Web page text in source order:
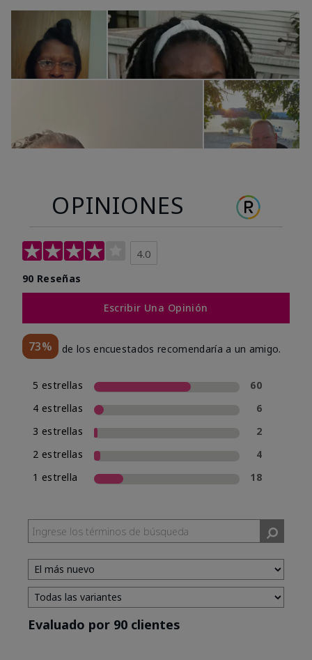
OPINIONES
4.0
90 Reseñas
Escribir Una Opinión
73% de los encuestados recomendaría a un amigo.
5 estrellas
60
4 estrellas
6
3 estrellas
2
2 estrellas
4
1 estrella
18
Evaluado por 90 clientes